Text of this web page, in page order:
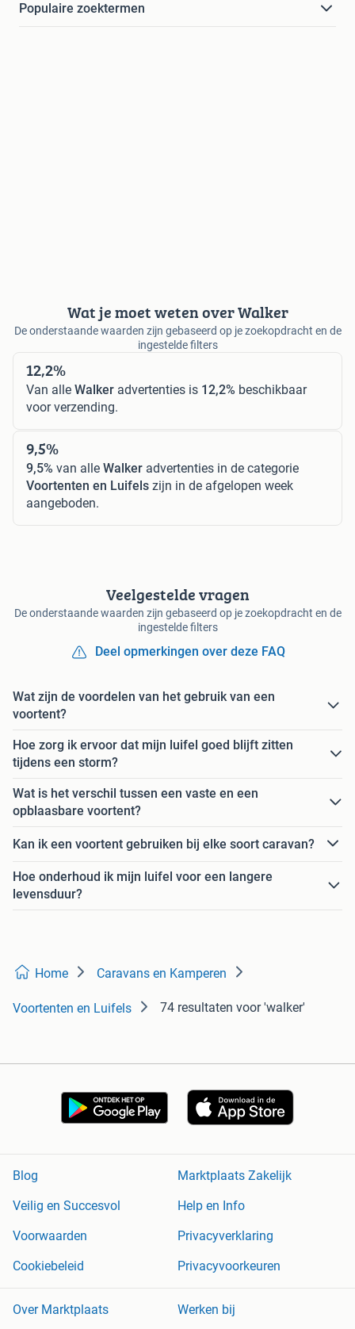
Populaire zoektermen
Wat je moet weten over Walker
De onderstaande waarden zijn gebaseerd op je zoekopdracht en de
ingestelde filters
12,2%
Van alle Walker advertenties is 12,2% beschikbaar
voor verzending.
9,5%
9,5% van alle Walker advertenties in de categorie
Voortenten en Luifels zijn in de afgelopen week
aangeboden.
Veelgestelde vragen
De onderstaande waarden zijn gebaseerd op je zoekopdracht en de
ingestelde filters
Deel opmerkingen over deze FAQ
Wat zijn de voordelen van het gebruik van een
voortent?
Hoe zorg ik ervoor dat mijn luifel goed blijft zitten
tijdens een storm?
Wat is het verschil tussen een vaste en een
opblaasbare voortent?
Kan ik een voortent gebruiken bij elke soort caravan?
Hoe onderhoud ik mijn luifel voor een langere
levensduur?
Home Caravans en Kamperen
Voortenten en Luifels 74 resultaten voor 'walker'
Blog
Marktplaats Zakelijk
Veilig en Succesvol
Help en Info
Voorwaarden
Privacyverklaring
Cookiebeleid
Privacyvoorkeuren
Over Marktplaats Werken bij